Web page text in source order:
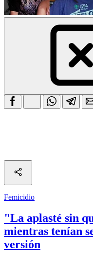
Femicidio
"La aplasté sin
mientras tenían
versión